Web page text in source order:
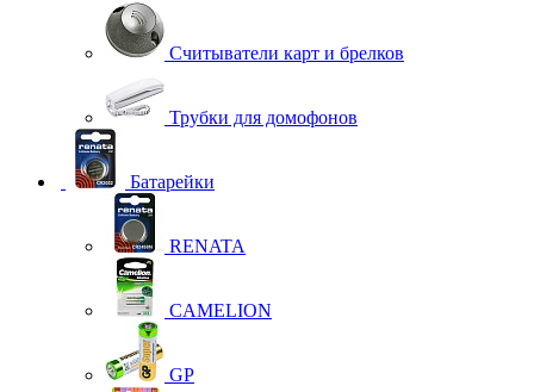
Считыватели карт и брелков
Трубки для домофонов
Батарейки
RENATA
CAMELION
GP